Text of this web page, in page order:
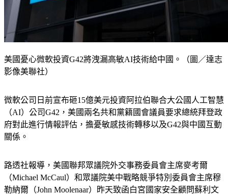
美國憂心微軟投資G42將洩漏高敏AI技術給中國。（圖／達志
影像美聯社）
微軟公司日前宣布砸15億美元投資阿拉伯聯合大公國人工智慧
（AI）公司G42，美國兩名共和黨籍國會議員要求總統拜登政
府對此進行情報評估，擔憂敏感技術轉移以及G42與中國互動
關係。
路透社報導，美國聯邦眾議院外交事務委員會主席麥考爾
（Michael McCaul）和眾議院美中戰略競爭特別委員會主席穆
勒納爾（John Moolenaar）昨天致函白宮國家安全顧問蘇利文